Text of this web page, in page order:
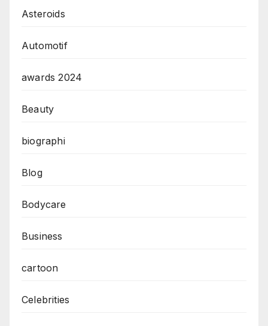
Asteroids
Automotif
awards 2024
Beauty
biographi
Blog
Bodycare
Business
cartoon
Celebrities